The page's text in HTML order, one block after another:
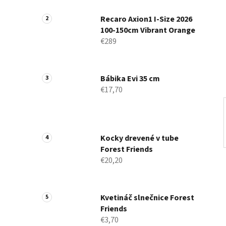
n
Recaro Axion1 I-Size 2026
100-150cm Vibrant Orange
€289
Bábika Evi 35 cm
€17,70
Kocky drevené v tube
Forest Friends
€20,20
Kvetináč slnečnice Forest
Friends
€3,70